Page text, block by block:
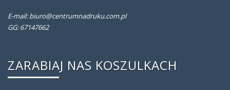
E-mail: biuro@centrumnadruku.com.pl
GG: 67147662
ZARABIAJ NAS KOSZULKACH